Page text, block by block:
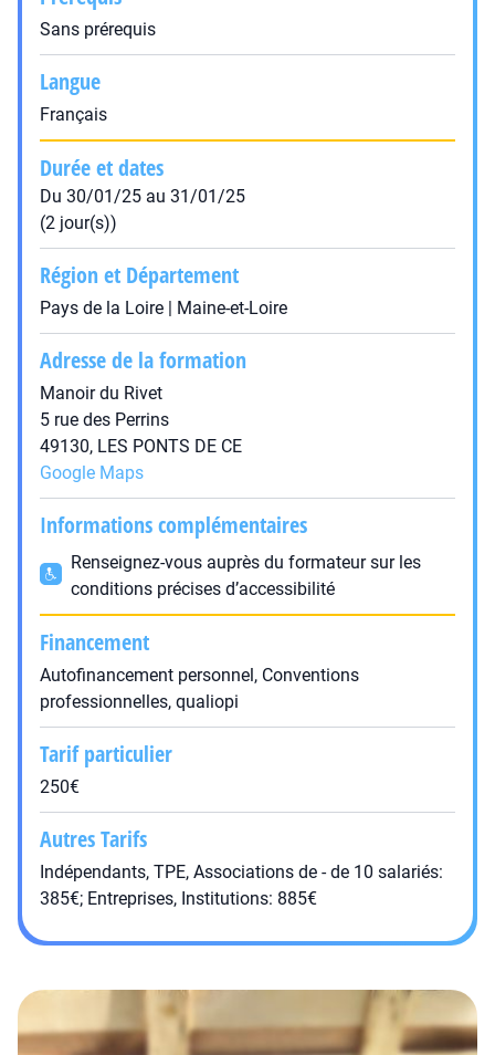
Sans prérequis
Langue
Français
Durée et dates
Du 30/01/25 au 31/01/25
(2 jour(s))
Région et Département
Pays de la Loire | Maine-et-Loire
Adresse de la formation
Manoir du Rivet
5 rue des Perrins
49130, LES PONTS DE CE
Google Maps
Informations complémentaires
Renseignez-vous auprès du formateur sur les
conditions précises d’accessibilité
Financement
Autofinancement personnel, Conventions
professionnelles, qualiopi
Tarif particulier
250€
Autres Tarifs
Indépendants, TPE, Associations de - de 10 salariés:
385€; Entreprises, Institutions: 885€